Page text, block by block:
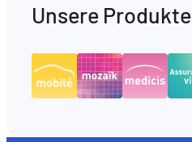
Unsere Produkte